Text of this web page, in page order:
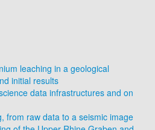
leaching in a geological
initial results
data infrastructures and on
from raw data to a seismic image